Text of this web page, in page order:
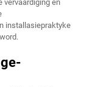
vervaardiging en
installasiepraktyke